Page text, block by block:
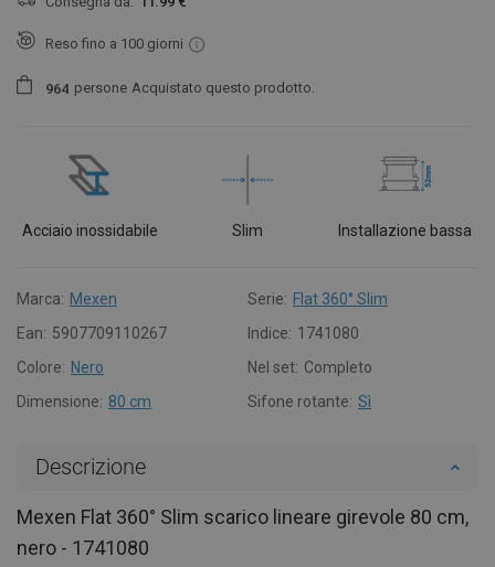
Reso fino a 100 giorni
964 persone Acquistato questo prodotto.
Acciaio inossidabile Slim Installazione bassa
Marca: Mexen Serie: Flat 360° Slim
Ean: 5907709110267 Indice: 1741080
Colore: Nero Nel set: Completo
Dimensione: 80 cm Sifone rotante: Sì
Descrizione
Mexen Flat 360° Slim scarico lineare girevole 80 cm,
nero - 1741080